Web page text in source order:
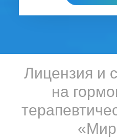
Лицензия и
на